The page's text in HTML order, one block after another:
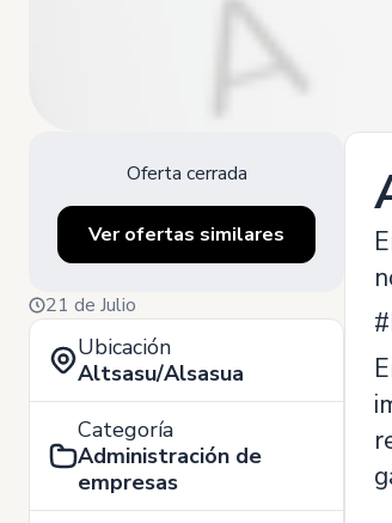
Oferta cerrada
Ver ofertas similares
21 de Julio
Ubicación
Altsasu/Alsasua
Categoría
Administración de
empresas